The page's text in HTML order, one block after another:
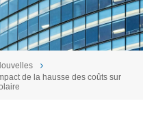
de la hausse des coûts sur